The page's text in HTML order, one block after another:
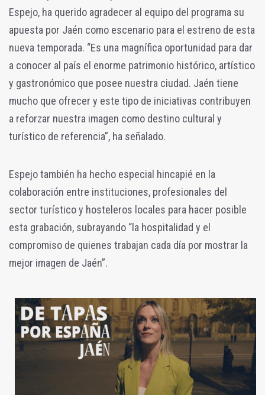
Espejo, ha querido agradecer al equipo del programa su
apuesta por Jaén como escenario para el estreno de esta
nueva temporada. “Es una magnífica oportunidad para dar
a conocer al país el enorme patrimonio histórico, artístico
y gastronómico que posee nuestra ciudad. Jaén tiene
mucho que ofrecer y este tipo de iniciativas contribuyen
a reforzar nuestra imagen como destino cultural y
turístico de referencia”, ha señalado.
Espejo también ha hecho especial hincapié en la
colaboración entre instituciones, profesionales del
sector turístico y hosteleros locales para hacer posible
esta grabación, subrayando “la hospitalidad y el
compromiso de quienes trabajan cada día por mostrar la
mejor imagen de Jaén”.